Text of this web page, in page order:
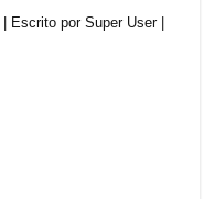
Escrito por Super User|